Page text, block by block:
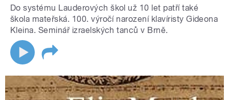
Do systému Lauderových škol už 10 let patří také
škola mateřská. 100. výročí narození klavíristy Gideona
Kleina. Seminář izraelských tanců v Brně.